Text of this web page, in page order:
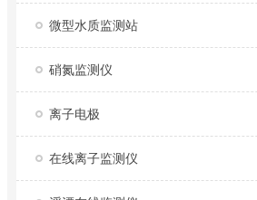
微型水质监测站
硝氮监测仪
离子电极
在线离子监测仪